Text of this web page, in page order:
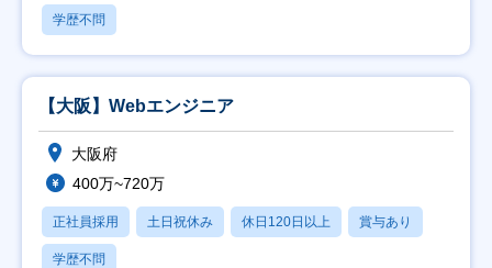
学歴不問
【大阪】Webエンジニア
大阪府
400万~720万
正社員採用 土日祝休み 休日120日以上 賞与あり
学歴不問